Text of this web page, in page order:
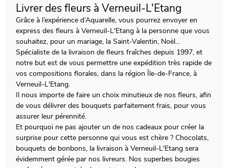
Livrer des fleurs à Verneuil-L'Etang
Grâce à l’expérience d’Aquarelle, vous pourrez envoyer en
express des fleurs à Verneuil-L'Etang à la personne que vous
souhaitez, pour un mariage, la Saint-Valentin, Noël...
Spécialiste de la livraison de fleurs fraîches depuis 1997, et
notre but est de vous permettre une expédition très rapide de
vos compositions florales, dans la région Île-de-France, à
Verneuil-L'Etang.
Il nous importe de faire un choix minutieux de nos fleurs, afin
de vous délivrer des bouquets parfaitement frais, pour vous
assurer leur pérennité.
Et pourquoi ne pas ajouter un de nos cadeaux pour créer la
surprise pour cette personne qui vous est chère ? Chocolats,
bouquets de bonbons, la livraison à Verneuil-L'Etang sera
évidemment gérée par nos livreurs. Nos superbes bougies